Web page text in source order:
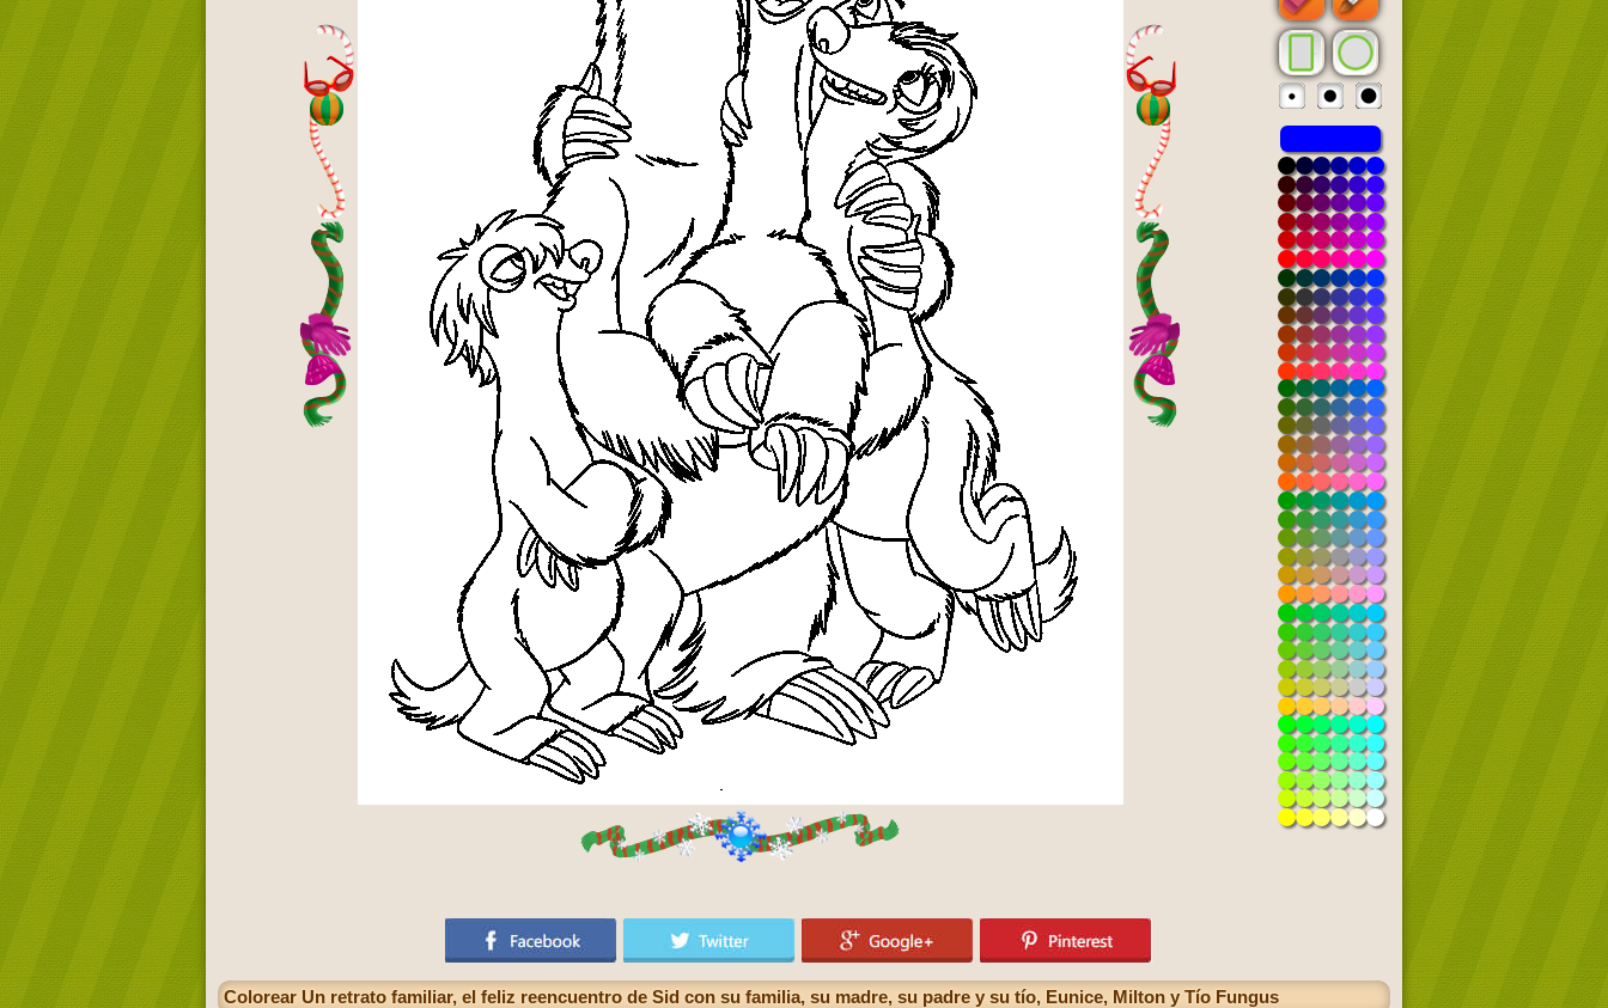
Colorear Un retrato familiar, el feliz reencuentro de Sid con su familia, su madre, su padre y su tío, Eunice, Milton y Tío Fungus